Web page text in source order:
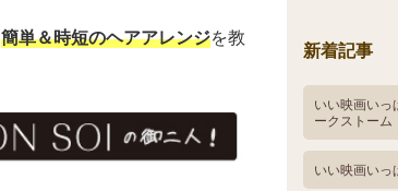
簡単＆時短のヘアアレンジを教
新着記事
いい映画いっ
ークストーム
いい映画いっ